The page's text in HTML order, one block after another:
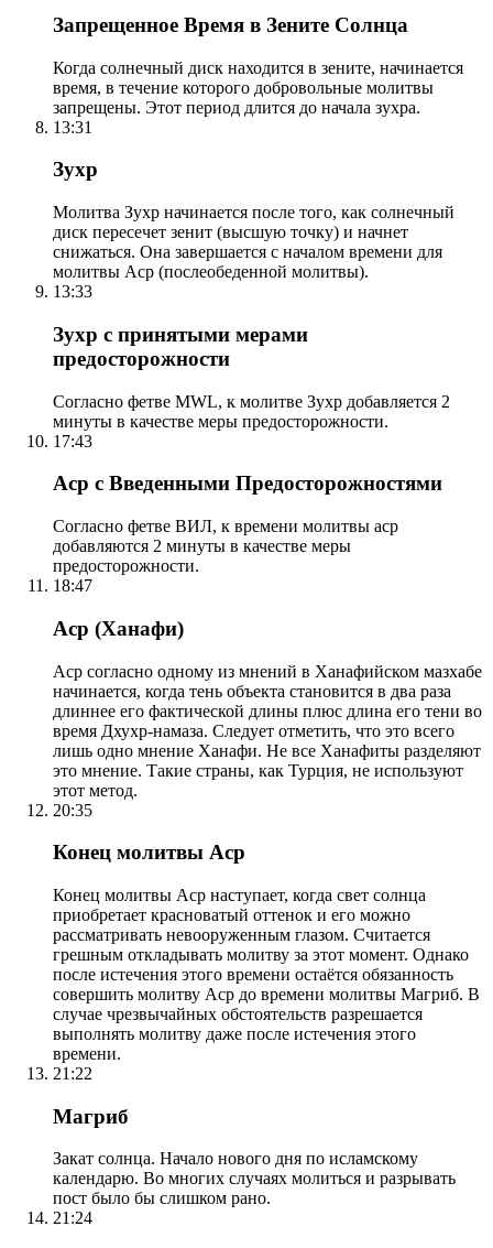
Запрещенное Время в Зените Солнца
Когда солнечный диск находится в зените, начинается
время, в течение которого добровольные молитвы
запрещены. Этот период длится до начала зухра.
13:31
Зухр
Молитва Зухр начинается после того, как солнечный
диск пересечет зенит (высшую точку) и начнет
снижаться. Она завершается с началом времени для
молитвы Аср (послеобеденной молитвы).
13:33
Зухр с принятыми мерами
предосторожности
Согласно фетве MWL, к молитве Зухр добавляется 2
минуты в качестве меры предосторожности.
17:43
Аср с Введенными Предосторожностями
Согласно фетве ВИЛ, к времени молитвы аср
добавляются 2 минуты в качестве меры
предосторожности.
18:47
Аср (Ханафи)
Аср согласно одному из мнений в Ханафийском мазхабе
начинается, когда тень объекта становится в два раза
длиннее его фактической длины плюс длина его тени во
время Дхухр-намаза. Следует отметить, что это всего
лишь одно мнение Ханафи. Не все Ханафиты разделяют
это мнение. Такие страны, как Турция, не используют
этот метод.
20:35
Конец молитвы Аср
Конец молитвы Аср наступает, когда свет солнца
приобретает красноватый оттенок и его можно
рассматривать невооруженным глазом. Считается
грешным откладывать молитву за этот момент. Однако
после истечения этого времени остаётся обязанность
совершить молитву Аср до времени молитвы Магриб. В
случае чрезвычайных обстоятельств разрешается
выполнять молитву даже после истечения этого
времени.
21:22
Магриб
Закат солнца. Начало нового дня по исламскому
календарю. Во многих случаях молиться и разрывать
пост было бы слишком рано.
21:24